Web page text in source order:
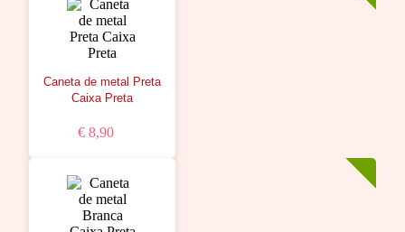
Caneta de metal Preta
Caixa Preta
€ 8,90